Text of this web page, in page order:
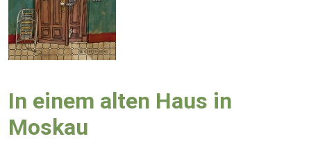
In einem alten Haus in
Moskau